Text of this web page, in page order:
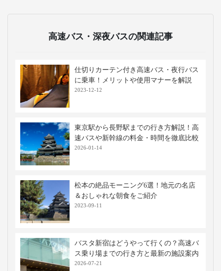
高速バス・深夜バスの関連記事
仕切りカーテン付き高速バス・夜行バス
に乗車！メリットや使用マナーを解説
2023-12-12
東京駅から長野駅までの行き方解説！高
速バスや新幹線の料金・時間を徹底比較
2026-01-14
松本の絶品モーニング6選！地元の名店
＆おしゃれな朝食をご紹介
2023-09-11
バスタ新宿はどうやって行くの？高速バ
ス乗り場までの行き方と最新の施設案内
2026-07-21